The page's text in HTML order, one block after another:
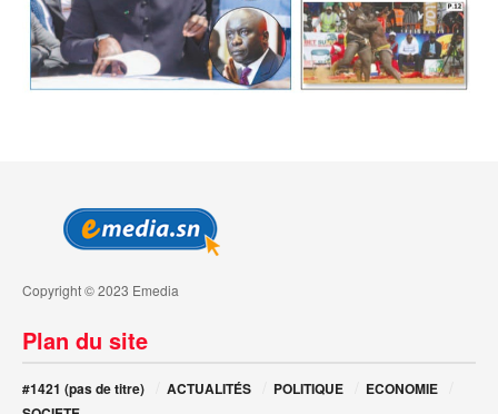
Copyright © 2023 Emedia
Plan du site
#1421 (pas de titre) ACTUALITÉS POLITIQUE
ECONOMIE